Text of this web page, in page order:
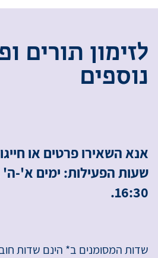
לזימון תורים ו
נוספים
אנא השאירו פרטים או חייגו 03-7752000.
16:30.
שדות המסומנים ב* הינם שדות